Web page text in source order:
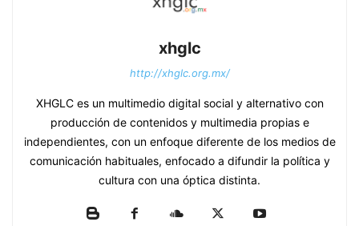
xhglc
http://xhglc.org.mx/
XHGLC es un multimedio digital social y alternativo con
producción de contenidos y multimedia propias e
independientes, con un enfoque diferente de los medios de
comunicación habituales, enfocado a difundir la política y
cultura con una óptica distinta.